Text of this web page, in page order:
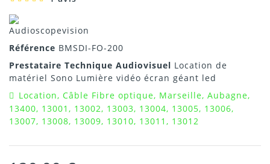
Référence BMSDI-FO-200
Prestataire Technique Audiovisuel Location de
matériel Sono Lumière vidéo écran géant led
Location, Câble Fibre optique, Marseille, Aubagne,
13400, 13001, 13002, 13003, 13004, 13005, 13006,
13007, 13008, 13009, 13010, 13011, 13012